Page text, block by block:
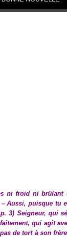
ni froid ni brûlant
Aussi, puisque tu
3) Seigneur, qui
qui agit
de tort à son frère